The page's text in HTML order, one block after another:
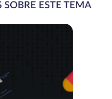
SOBRE ESTE TEMA